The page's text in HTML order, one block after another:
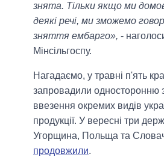
знята. Тільки якщо ми
деякі речі, ми зможемо
зняття ембарго», -
Мінсільгоспу.
Нагадаємо, у травні п'ять
запровадили односторонню
ввезення окремих видів
продукції. У вересні три
Угорщина, Польща та
продовжили.